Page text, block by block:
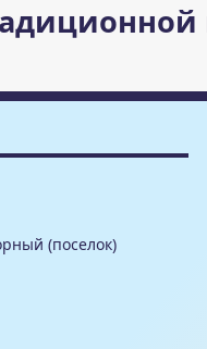
(поселок)